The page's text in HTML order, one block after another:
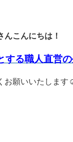
んこんにちは！
する職人直営
お願いいたします